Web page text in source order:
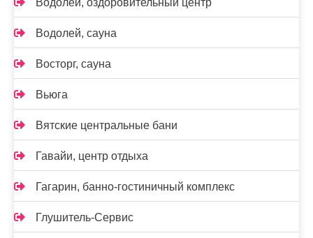
Водолей, сауна
Восторг, сауна
Вьюга
Вятские центральные бани
Гавайи, центр отдыха
Гагарин, банно-гостиничный комплекс
Глушитель-Сервис